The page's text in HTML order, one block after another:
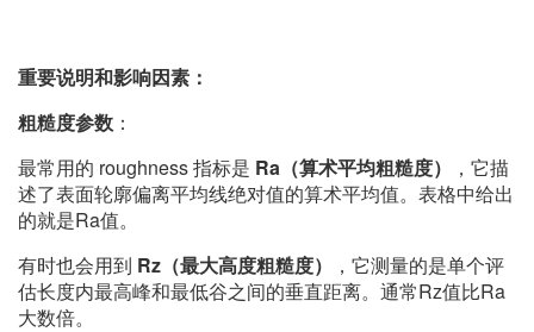
重要说明和影响因素：
粗糙度参数 ：
最常用的 roughness 指标是 Ra（算术平均粗糙度）
，它描
述了表面轮廓偏离平均线绝对值的算术平均值。表格中给出
的就是Ra值。
有时也会用到 Rz（最大高度粗糙度）
，它测量的是单个评
估长度内最高峰和最低谷之间的垂直距离。通常Rz值比Ra
大数倍。